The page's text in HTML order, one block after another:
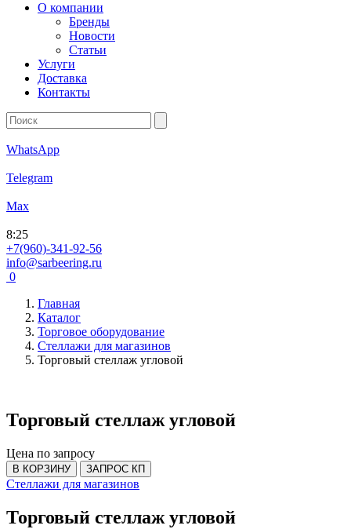
О компании
Бренды
Новости
Статьи
Услуги
Доставка
Контакты
WhatsApp
Telegram
Max
8:25
+7(960)-341-92-56
info@sarbeering.ru
0
Главная
Каталог
Торговое оборудование
Стеллажи для магазинов
Торговый стеллаж угловой
Торговый стеллаж угловой
Цена по запросу
В КОРЗИНУ ЗАПРОС КП
Стеллажи для магазинов
Торговый стеллаж угловой